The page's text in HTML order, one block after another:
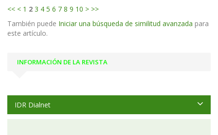
<< < 1 2 3 4 5 6 7 8 9 10 > >>
También puede Iniciar una búsqueda de similitud avanzada para
este artículo.
INFORMACIÓN DE LA REVISTA
IDR Dialnet